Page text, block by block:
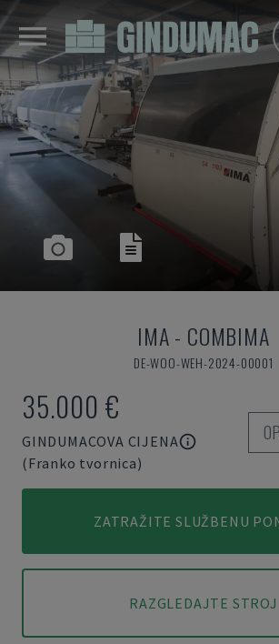
IMA- COMBIMA
DE-WOO-WEH-2024-00001
35.000 €
GINDUMACOVA CIJENA
(Franko tvornica)
ZATRAŽITE SLUŽBENU
RAZGLEDAJTE STROJ